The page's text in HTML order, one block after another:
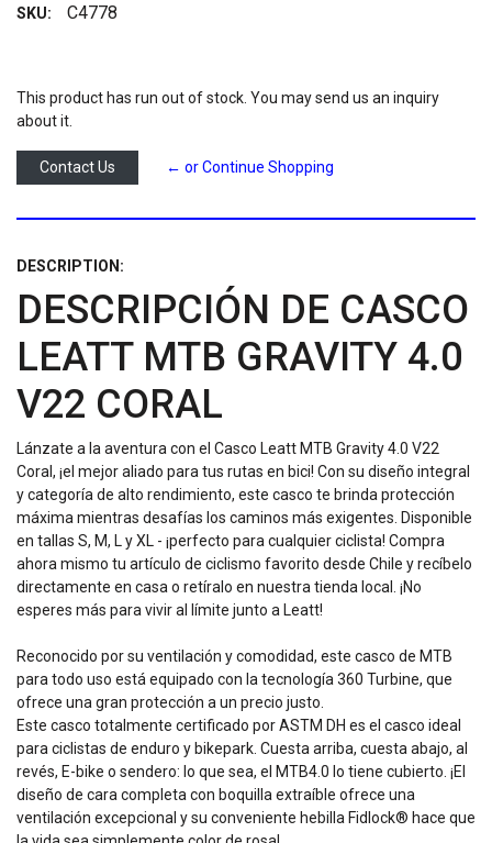
SKU: C4778
This product has run out of stock. You may send us an inquiry
about it.
Contact Us ← or Continue Shopping
DESCRIPTION:
DESCRIPCIÓN DE CASCO
LEATT MTB GRAVITY 4.0
V22 CORAL
Lánzate a la aventura con el Casco Leatt MTB Gravity 4.0 V22
Coral, ¡el mejor aliado para tus rutas en bici! Con su diseño integral
y categoría de alto rendimiento, este casco te brinda protección
máxima mientras desafías los caminos más exigentes. Disponible
en tallas S, M, L y XL - ¡perfecto para cualquier ciclista! Compra
ahora mismo tu artículo de ciclismo favorito desde Chile y recíbelo
directamente en casa o retíralo en nuestra tienda local. ¡No
esperes más para vivir al límite junto a Leatt!
Reconocido por su ventilación y comodidad, este casco de MTB
para todo uso está equipado con la tecnología 360 Turbine, que
ofrece una gran protección a un precio justo.
Este casco totalmente certificado por ASTM DH es el casco ideal
para ciclistas de enduro y bikepark. Cuesta arriba, cuesta abajo, al
revés, E-bike o sendero: lo que sea, el MTB4.0 lo tiene cubierto. ¡El
diseño de cara completa con boquilla extraíble ofrece una
ventilación excepcional y su conveniente hebilla Fidlock® hace que